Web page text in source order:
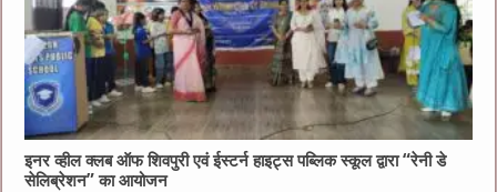
इनर व्हील क्लब ऑफ शिवपुरी एवं ईस्टर्न हाइट्स पब्लिक स्कूल द्वारा “रेनी डे
सेलिब्रेशन” का आयोजन